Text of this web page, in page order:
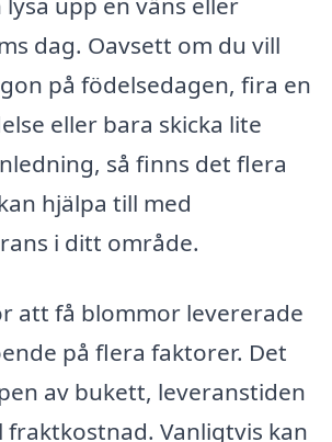
dag. Oavsett om du vill
på födelsedagen, fira en
eller bara skicka lite
så finns det flera
hjälpa till med
i ditt område.
att få blommor levererade
på flera faktorer. Det
av bukett, leveranstiden
fraktkostnad. Vanligtvis kan